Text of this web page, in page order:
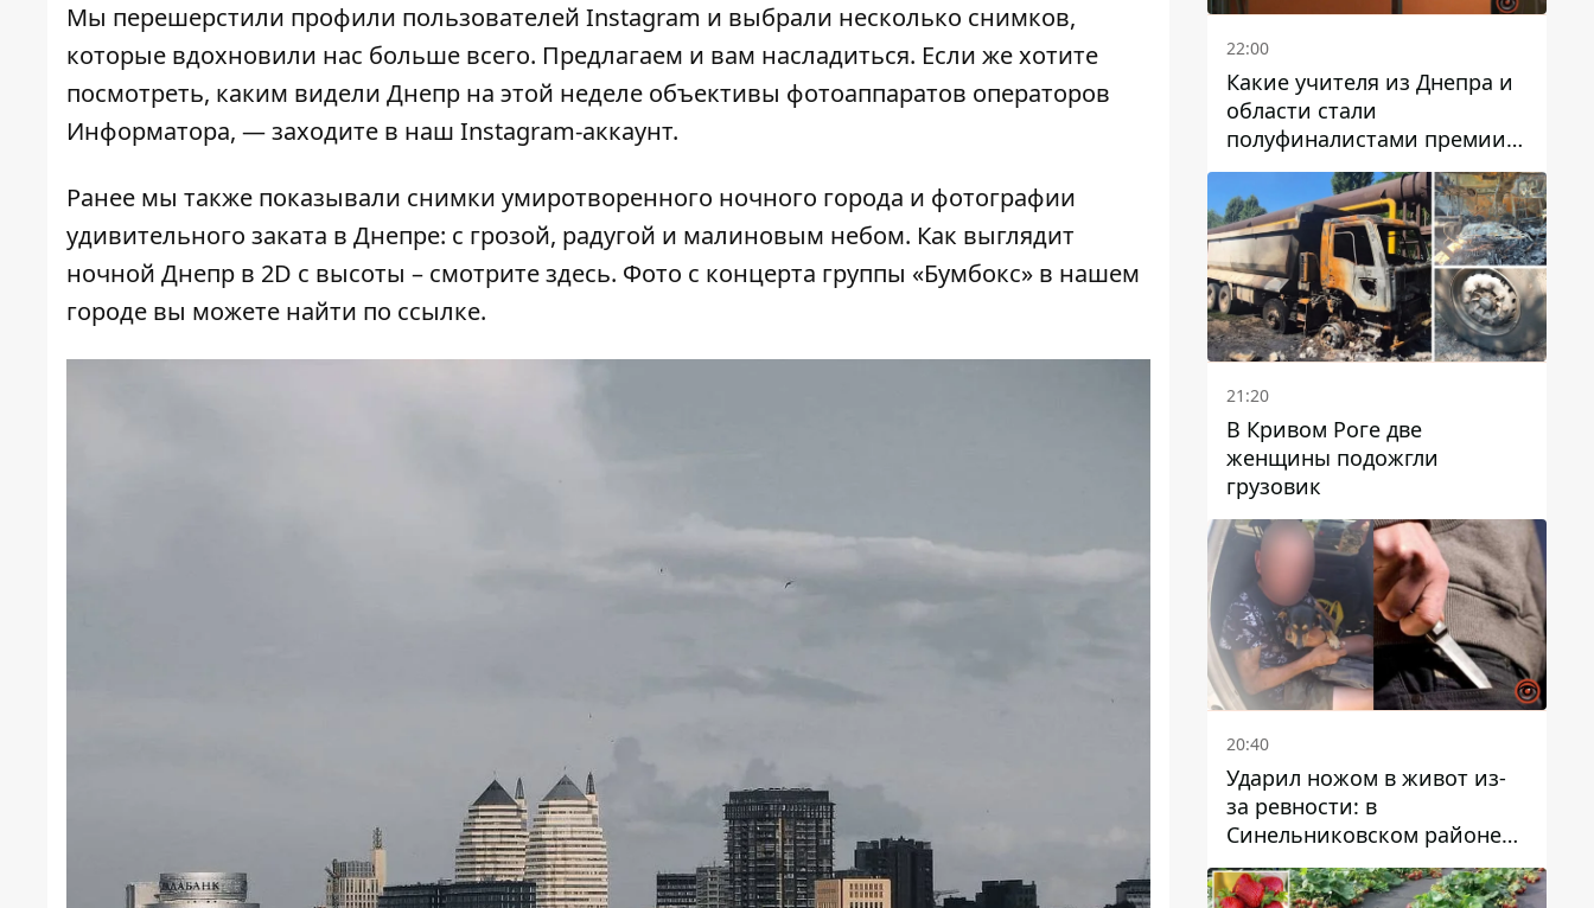
Мы перешерстили профили пользователей Instagram и выбрали несколько снимков,
которые вдохновили нас больше всего. Предлагаем и вам насладиться. Если же хотите
посмотреть, каким видели Днепр на этой неделе объективы фотоаппаратов операторов
Информатора, — заходите в наш Instagram-аккаунт.
Ранее мы также показывали снимки умиротворенного ночного города и фотографии
удивительного заката в Днепре: с грозой, радугой и малиновым небом. Как выглядит
ночной Днепр в 2D с высоты – смотритездесь. Фото с концерта группы «Бумбокс» в нашем
городе вы можете найти по ссылке.
22:00
Какие учителя из Днепра и
области стали
полуфиналистами премии
Global Teacher Prize Ukraine
2026
21:20
В Кривом Роге две
женщины подожгли
грузовик
20:40
Ударил ножом в живот из-
за ревности: в
Синельниковском районе
задержали 49-летнего
мужчину за убийство